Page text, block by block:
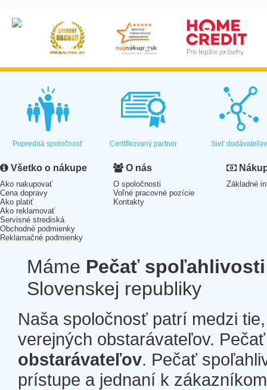
Popredná spoločnosť Certifikovaný partner Sieť dodávateľov
Všetko o nákupe
Ako nakupovať
Cena dopravy
Ako platiť
Ako reklamovať
Servisné strediská
Obchodné podmienky
Reklamačné podmienky
O nás
O spoločnosti
Voľné pracovné pozície
Kontakty
Základné
Máme Pečať spoľahlivosti
Slovenskej republiky
Naša spoločnosť patrí medzi
verejných obstarávateľov.
obstarávateľov. Pečať
prístupe a jednaní k